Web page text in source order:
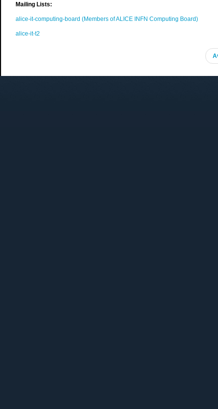
Mailing Lists:
alice-it-computing-board (Members of ALICE INFN Computing Board)
alice-it-t2